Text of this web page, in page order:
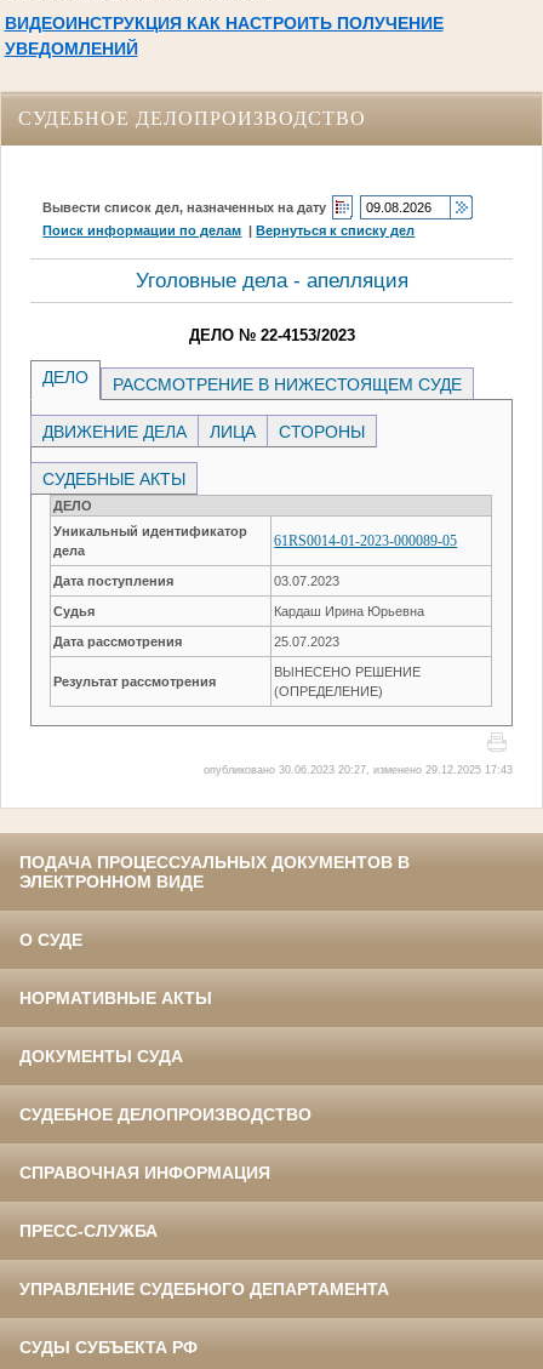
ВИДЕОИНСТРУКЦИЯ КАК НАСТРОИТЬ ПОЛУЧЕНИЕ
УВЕДОМЛЕНИЙ
СУДЕБНОЕ ДЕЛОПРОИЗВОДСТВО
Вывести список дел, назначенных на дату
Поиск информации по делам |Вернуться к списку дел
Уголовные дела - апелляция
ДЕЛО № 22-4153/2023
ДЕЛО РАССМОТРЕНИЕ В НИЖЕСТОЯЩЕМ СУДЕ
ДВИЖЕНИЕ ДЕЛА ЛИЦА СТОРОНЫ
СУДЕБНЫЕ АКТЫ
ДЕЛО
Уникальный идентификатор
дела
61RS0014-01-2023-000089-05
Дата поступления 03.07.2023
Судья Кардаш Ирина Юрьевна
Дата рассмотрения 25.07.2023
Результат рассмотрения
ВЫНЕСЕНО РЕШЕНИЕ
(ОПРЕДЕЛЕНИЕ)
опубликовано 30.06.2023 20:27, изменено 29.12.2025 17:43
ПОДАЧА ПРОЦЕССУАЛЬНЫХ ДОКУМЕНТОВ В
ЭЛЕКТРОННОМ ВИДЕ
О СУДЕ
НОРМАТИВНЫЕ АКТЫ
ДОКУМЕНТЫ СУДА
СУДЕБНОЕ ДЕЛОПРОИЗВОДСТВО
СПРАВОЧНАЯ ИНФОРМАЦИЯ
ПРЕСС-СЛУЖБА
УПРАВЛЕНИЕ СУДЕБНОГО ДЕПАРТАМЕНТА
СУДЫ СУБЪЕКТА РФ